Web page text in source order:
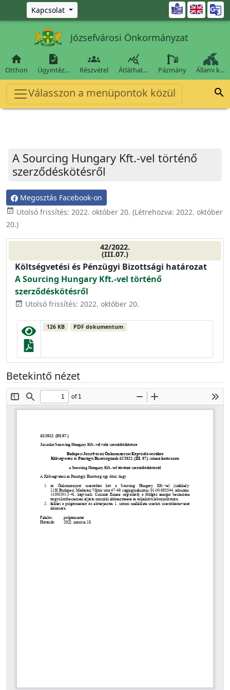
Ugrás a fő tartalomra
Kapcsolat 
Józsefvárosi Önkormányzat

Otthon

Ügyintéz…

Részvétel

Átláthat… Pázmány Állami k…
Válasszon a menüpontok közül 
A Sourcing Hungary Kft.-vel történő
szerződéskötésről
Megosztás Facebook-on
event_available Utolsó frissítés: 2022. október 20. (Létrehozva: 2022. október
20.)
42/2022.
(III.07.)
Költségvetési és Pénzügyi Bizottsági határozat
A Sourcing Hungary Kft.-vel történő
szerződéskötésről
event_available Utolsó frissítés: 2022. október 20.
126 KB PDF dokumentum
Betekintő nézet